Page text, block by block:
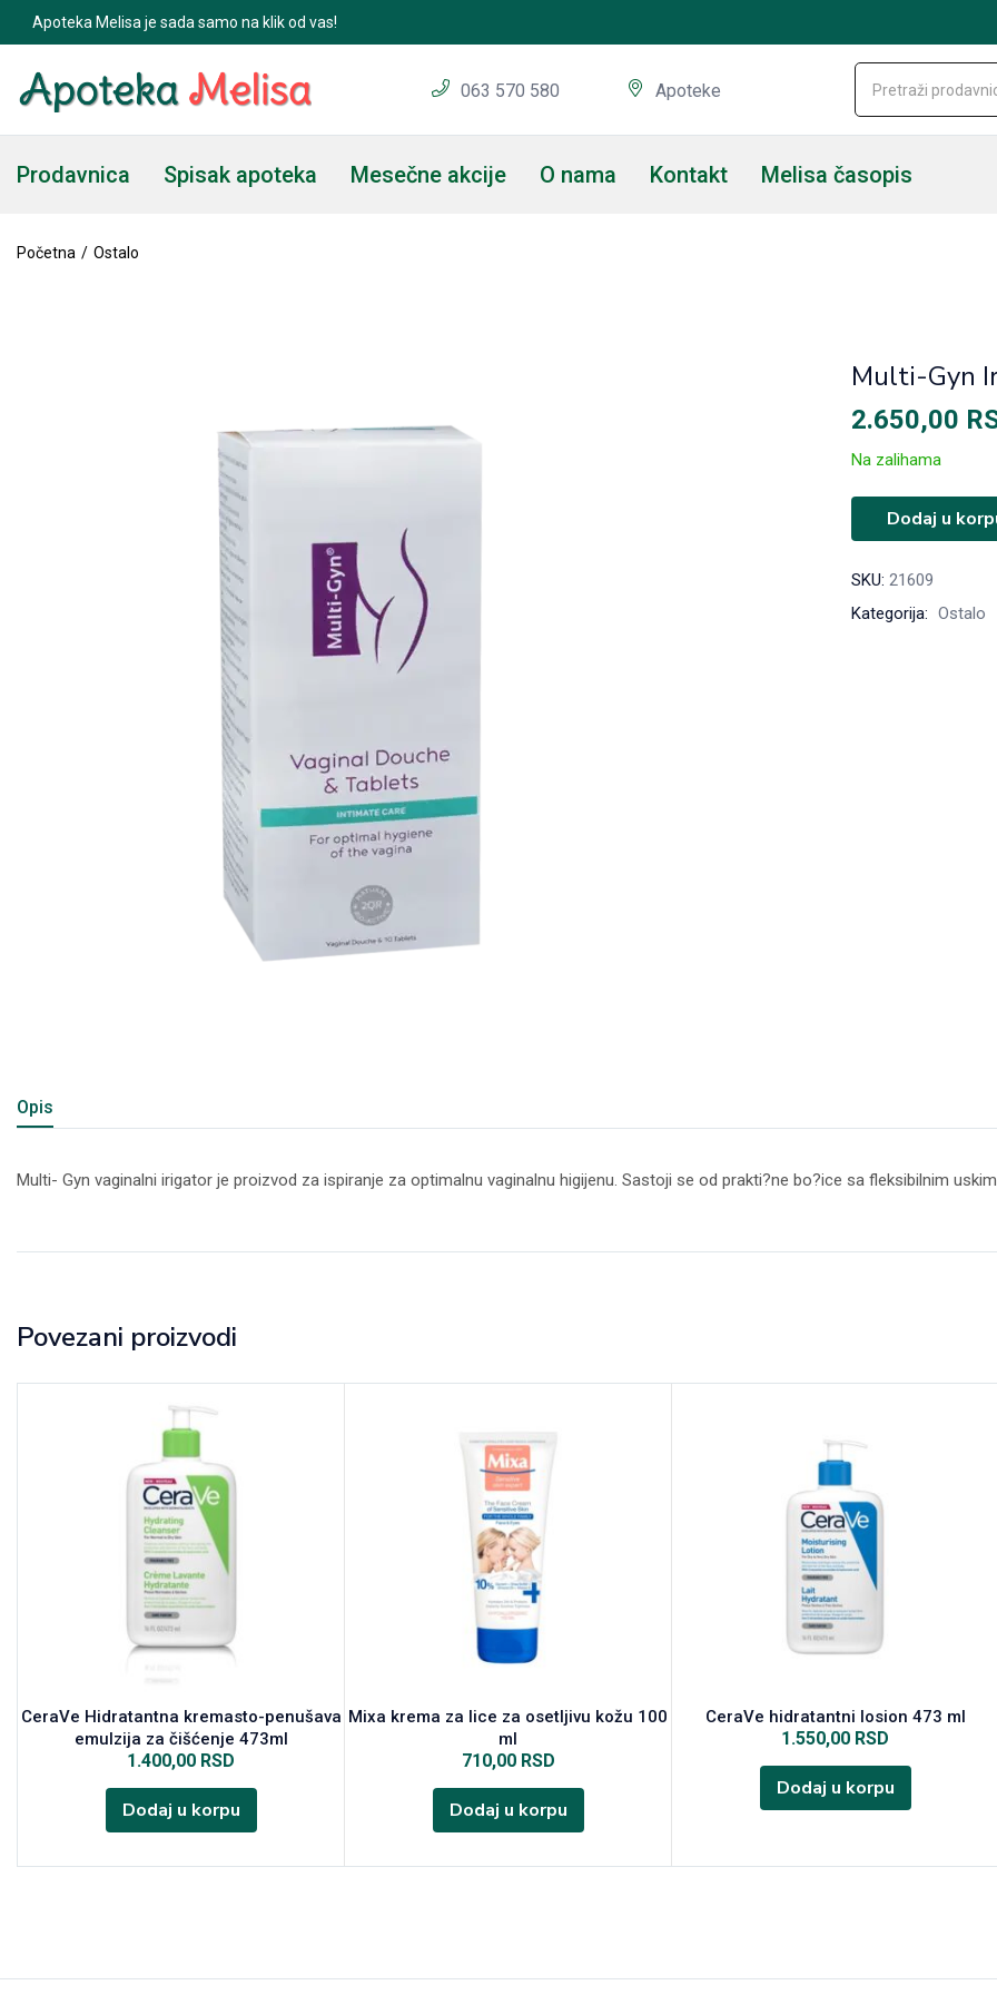
Apoteka Melisa je sada samo na klik od vas!
063 570 580 Apoteke
Prodavnica Spisak apoteka Mesečne akcije O nama Kontakt Melisa časopis
Početna Ostalo
Multi-Gyn
2.650,00
Na zalihama
Dodaj u
SKU: 21609
Kategorija: Ostalo
Opis
Multi- Gyn vaginalni irigator je proizvod za ispiranje za optimalnu vaginalnu higijenu. Sastoji se od prakti?ne bo?ice sa fleksibilnim
Povezani proizvodi
CeraVe Hidratantna kremasto-penušava
emulzija za čišćenje 473ml
1.400,00 RSD
Dodaj u korpu
Mixa krema za lice za osetljivu kožu 100
ml
710,00 RSD
Dodaj u korpu
CeraVe hidratantni losion 473 ml
1.550,00 RSD
Dodaj u korpu